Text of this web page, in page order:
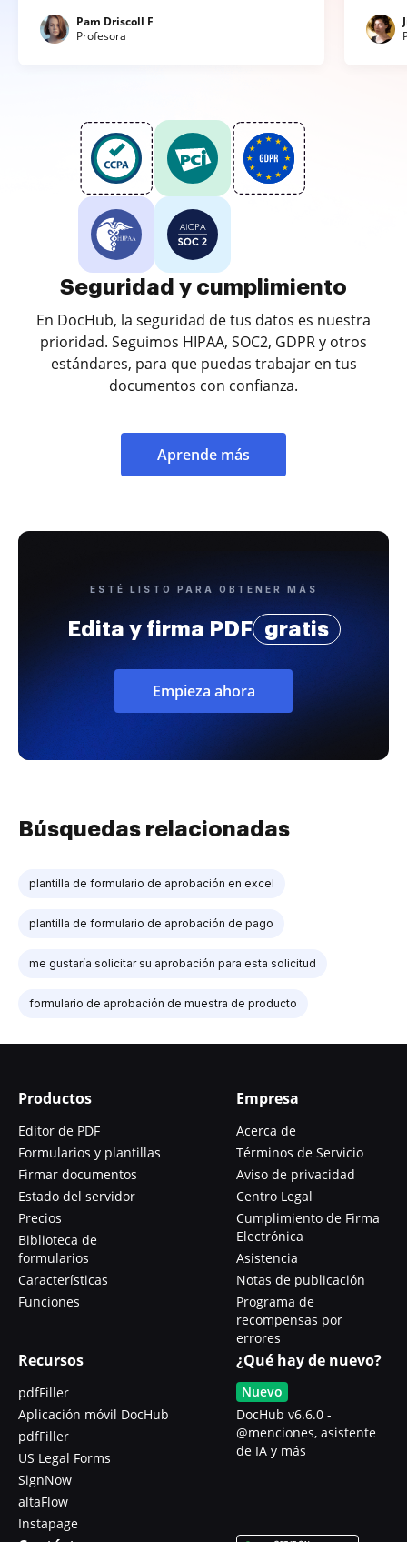
Pam Driscoll F
Profesora
Seguridad y cumplimiento
En DocHub, la seguridad de tus datos es nuestra
prioridad. Seguimos HIPAA, SOC2, GDPR y otros
estándares, para que puedas trabajar en tus
documentos con confianza.
Aprende más
ESTÉ LISTO PARA OBTENER MÁS
Edita y firma PDF gratis
Empieza ahora
Búsquedas relacionadas
plantilla de formulario de aprobación en excel
plantilla de formulario de aprobación de pago
me gustaría solicitar su aprobación para esta solicitud
formulario de aprobación de muestra de producto
Productos
Editor de PDF
Formularios y plantillas
Firmar documentos
Estado del servidor
Precios
Biblioteca de
formularios
Características
Funciones
Empresa
Acerca de
Términos de Servicio
Aviso de privacidad
Centro Legal
Cumplimiento de Firma
Electrónica
Asistencia
Notas de publicación
Programa de
recompensas por
errores
Recursos
pdfFiller
Aplicación móvil DocHub
pdfFiller
US Legal Forms
SignNow
altaFlow
Instapage
¿Qué hay de nuevo?
Nuevo
DocHub v6.6.0 -
@menciones, asistente
de IA y más